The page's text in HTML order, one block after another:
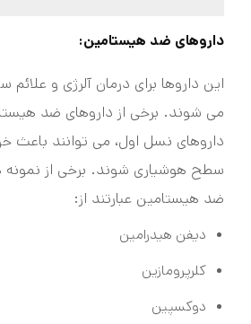
داروهای ضد هیستامین:
این داروها برای درمان آلرژی و علائم
می شوند. برخی از داروهای ضد
داروهای نسل اول، می توانند باعث
سطح هوشیاری شوند. برخی از نمونه
ضد هیستامین عبارتند از:
دیفن هیدرامین
کلرپرومازین
دوکسپین